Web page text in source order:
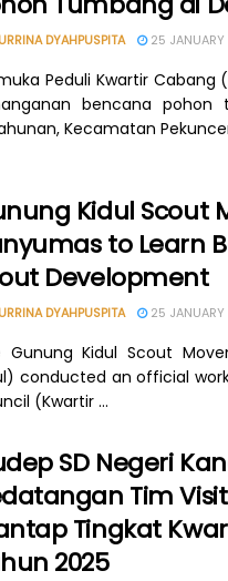
DYAHPUSPITA 25
Peduli Kwartir
bencana
Kecamatan
Kidul Scout
to Learn
Development
DYAHPUSPITA 25
Gunung Kidul Scout
conducted an official
(Kwartir ...
SD Negeri
Tim
Tingkat
2025